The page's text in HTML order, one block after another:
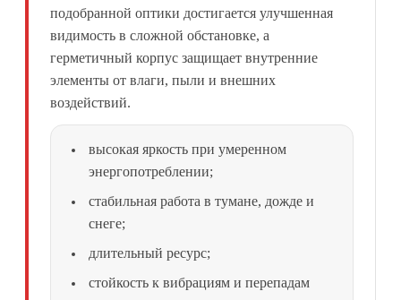
подобранной оптики достигается улучшенная
видимость в сложной обстановке, а
герметичный корпус защищает внутренние
элементы от влаги, пыли и внешних
воздействий.
высокая яркость при умеренном
энергопотреблении;
стабильная работа в тумане, дожде и
снеге;
длительный ресурс;
стойкость к вибрациям и перепадам